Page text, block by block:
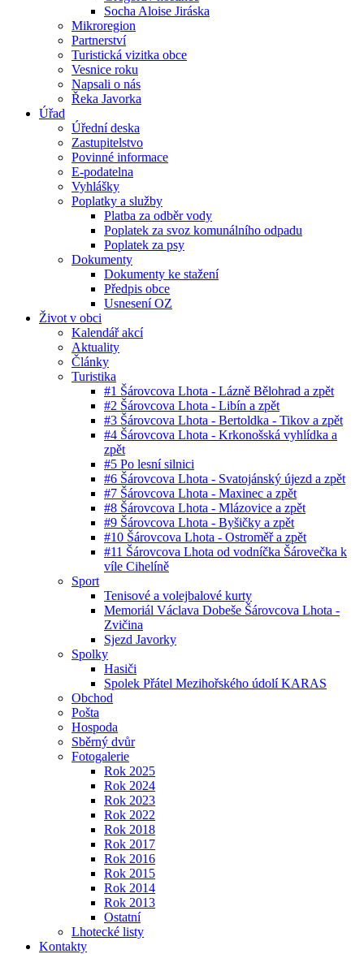
Socha Aloise Jiráska
Mikroregion
Partnerství
Turistická vizitka obce
Vesnice roku
Napsali o nás
Řeka Javorka
Úřad
Úřední deska
Zastupitelstvo
Povinné informace
E-podatelna
Vyhlášky
Poplatky a služby
Platba za odběr vody
Poplatek za svoz komunálního odpadu
Poplatek za psy
Dokumenty
Dokumenty ke stažení
Předpis obce
Usnesení OZ
Život v obci
Kalendář akcí
Aktuality
Články
Turistika
#1 Šárovcova Lhota - Lázně Bělohrad a zpět
#2 Šárovcova Lhota - Libín a zpět
#3 Šárovcova Lhota - Bertoldka - Tikov a zpět
#4 Šárovcova Lhota - Krkonošská vyhlídka a
zpět
#5 Po lesní silnici
#6 Šárovcova Lhota - Svatojánský újezd a zpět
#7 Šárovcova Lhota - Maxinec a zpět
#8 Šárovcova Lhota - Mlázovice a zpět
#9 Šárovcova Lhota - Byšičky a zpět
#10 Šárovcova Lhota - Ostroměř a zpět
#11 Šárovcova Lhota od vodníčka Šárovečka k
víle Cihelíně
Sport
Tenisové a volejbalové kurty
Memoriál Václava Dobeše Šárovcova Lhota -
Zvičina
Sjezd Javorky
Spolky
Hasiči
Spolek Přátel Mezihořského údolí KARAS
Obchod
Pošta
Hospoda
Sběrný dvůr
Fotogalerie
Rok 2025
Rok 2024
Rok 2023
Rok 2022
Rok 2018
Rok 2017
Rok 2016
Rok 2015
Rok 2014
Rok 2013
Ostatní
Lhotecké listy
Kontakty